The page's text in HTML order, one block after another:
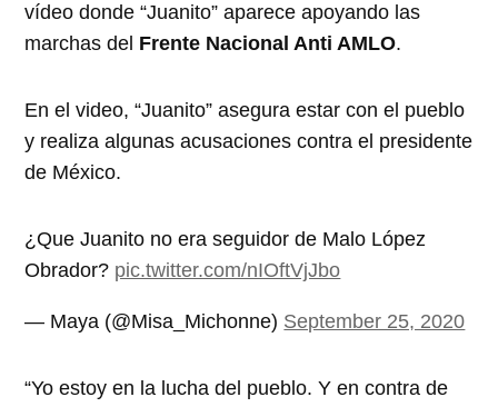
vídeo donde “Juanito” aparece apoyando las
marchas del Frente Nacional Anti AMLO.
En el video, “Juanito” asegura estar con el pueblo
y realiza algunas acusaciones contra el presidente
de México.
¿Que Juanito no era seguidor de Malo López
Obrador? pic.twitter.com/nIOftVjJbo
— Maya (@Misa_Michonne) September 25, 2020
“Yo estoy en la lucha del pueblo. Y en contra de